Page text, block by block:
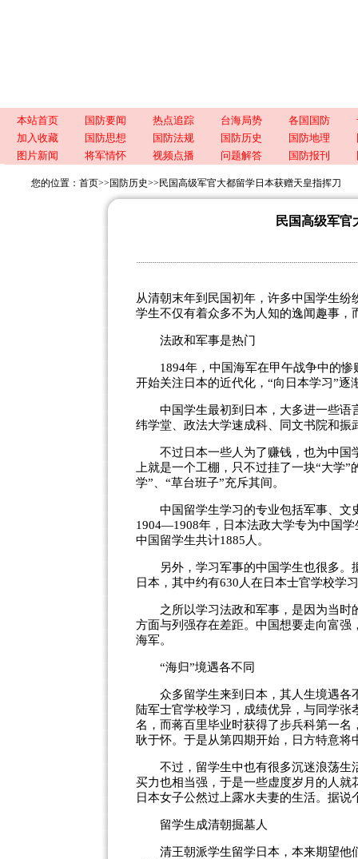
本站首页 国防要闻 热点追踪 台海局势 各国国防
加入收藏
国防思想 国防法规 国防历史 国防地理
图片新闻
将军情怀 视频点播 问题解答 国防报刊
您的位置： 首页>> 国防历史>> 民国高级军官大都留学日本获赠天皇指挥刀
民国高级军官
从清朝末年到民国初年，许多中国学生
学生不仅有着众多不为人知的逸闻趣事，
法政和军事是热门
1894年，中国海军在甲午战争中的惨
开始关注日本的近代化，“向日本学习”逐
中国学生最初到日本，大多进一些语
纬学堂、政法大学速成科、同文书院和
不过日本一些人为了赚钱，也为中国
上就是一个工棚，只不过挂了一块“大学
学”、“草台班子”充斥其间。
中国留学生学习的专业包括军事、文
1904—1908年，日本法政大学专为中国
中国留学生共计1885人。
另外，学习军事的中国学生也很多。
日本，其中约有630人在日本士官学校学
之所以学习法政和军事，是因为当时
方面与列强存在差距。中国想要走向富
海军。
“海归”境遇各不同
众多留学生来到日本，其人生境遇各
陆军士官学校学习，成绩优异，与同学
名，而蒋百里毕业时获得了步兵科第一
耿于怀。于是从第四期开始，日方特意
不过，留学生中也有很多沉迷浪荡生
买力也相当强，于是一些虚度岁月的人
日本女子公然过上露水夫妻的生活。据
留学生成清朝掘墓人
清王朝派学生留学日本，本来期望他